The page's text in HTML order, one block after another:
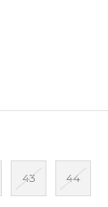
43 44